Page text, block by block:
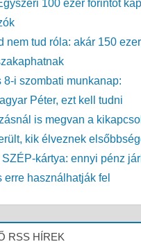
100 ezer forintot
nem tud róla: akár 150 ezer
8-i szombati munkanap:
Péter, ezt kell tudni
is megvan a
kik élveznek
kártya: ennyi pénz
erre használhatják fel
RSS HÍREK